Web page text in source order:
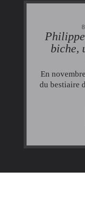
biche,
En
du bestiaire